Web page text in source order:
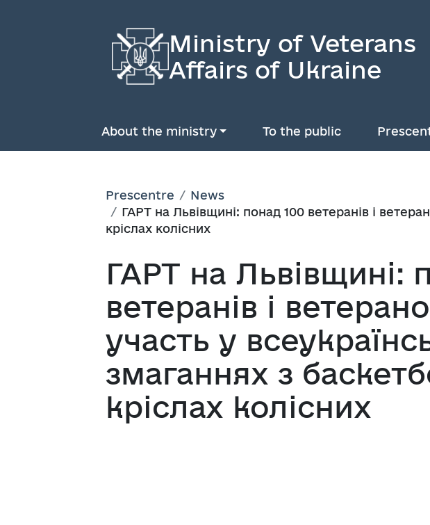
Ministry of Veterans
Affairs of Ukraine
About the ministry To the public
Prescentre
News
ГАРТ на Львівщині: понад 100 ветеранів і
кріслах колісних
ГАРТ на Львівщині:
ветеранів і
участь у
змаганнях з
кріслах колісних